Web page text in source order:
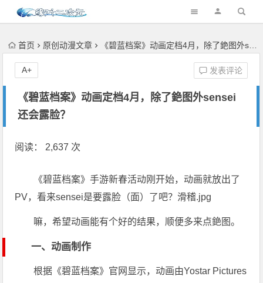
首页 原创动漫文章 《碧蓝档案》动画定档4月，除了銫图外sensei还会露脸？
《碧蓝档案》动画定档4月，除了銫图外sensei
还会露脸？
发表评论
A+
阅读： 2,637 次
《碧蓝档案》手游新春活动刚开始，动画就放出了
PV，看来sensei是要露脸（面）了吧？滑稽.jpg
嘛，希望动画能有个好的结果，顺便多来点銫图。
一、动画制作
根据《碧蓝档案》官网显示，动画由Yostar Pictures